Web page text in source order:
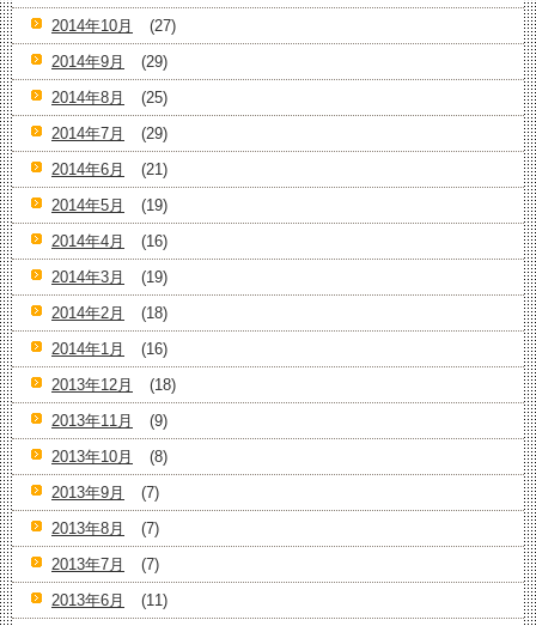
2014年10月
(27)
2014年9月
(29)
2014年8月
(25)
2014年7月
(29)
2014年6月
(21)
2014年5月
(19)
2014年4月
(16)
2014年3月
(19)
2014年2月
(18)
2014年1月
(16)
2013年12月
(18)
2013年11月
(9)
2013年10月
(8)
2013年9月
(7)
2013年8月
(7)
2013年7月
(7)
2013年6月
(11)